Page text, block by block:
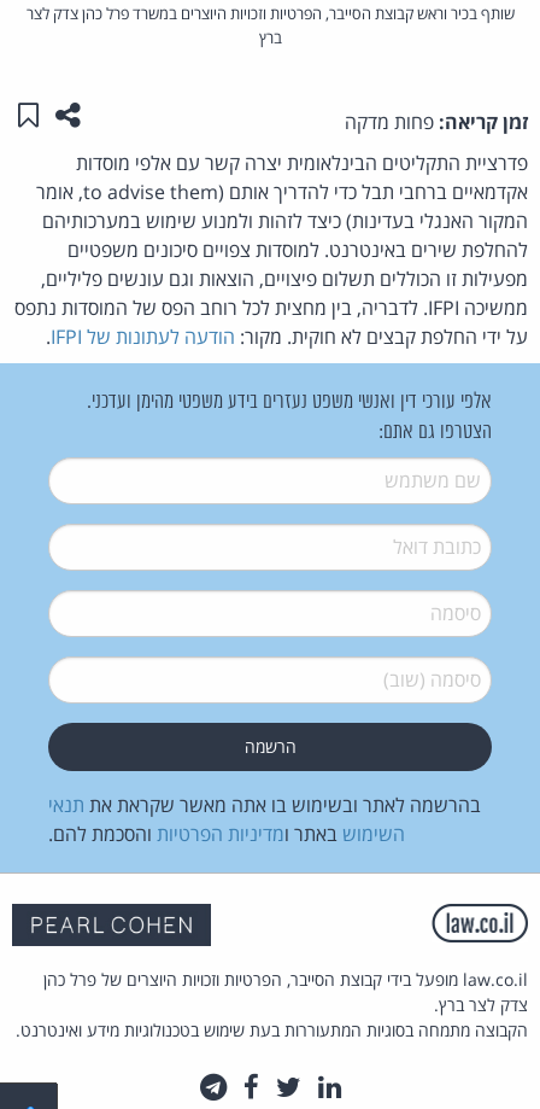
שותף בכיר וראש קבוצת הסייבר, הפרטיות וזכויות היוצרים במשרד פרל כהן צדק לצר
ברץ
זמן קריאה: פחות מדקה שתפו
פדרציית התקליטים הבינלאומית יצרה קשר עם אלפי מוסדות
אקדמאיים ברחבי תבל כדי להדריך אותם (to advise them, אומר
המקור האנגלי בעדינות) כיצד לזהות ולמנוע שימוש במערכותיהם
להחלפת שירים באינטרנט. למוסדות צפויים סיכונים משפטיים
מפעילות זו הכוללים תשלום פיצויים, הוצאות וגם עונשים פליליים,
ממשיכה IFPI. לדבריה, בין מחצית לכל רוחב הפס של המוסדות נתפס
על ידי החלפת קבצים לא חוקית. מקור: הודעה לעתונות של IFPI .
אלפי עורכי דין ואנשי משפט נעזרים בידע משפטי מהימן ועדכני.
הצטרפו גם אתם:
שם משתמש*
דואל*
סיסמה*
סיסמה (שוב)*
בהרשמה לאתר ובשימוש בו אתה מאשר שקראת את תנאי
השימוש באתר ומדיניות הפרטיות והסכמת להם.
law.co.il מופעל בידי קבוצת הסייבר, הפרטיות וזכויות היוצרים של פרל כהן
צדק לצר ברץ.
הקבוצה מתמחה בסוגיות המתעוררות בעת שימוש בטכנולוגיות מידע ואינטרנט.
לינקדאין
טוויטרפייסבוק